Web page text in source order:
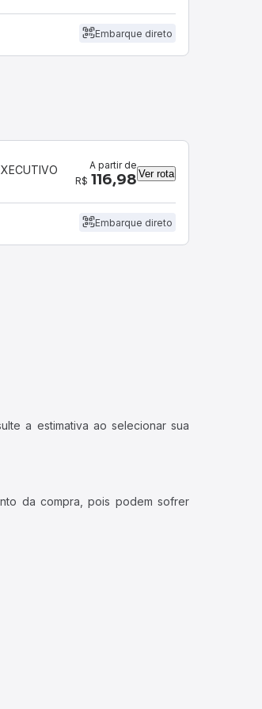
Embarque direto
A partir de
R$ 116,98 Ver rota
Embarque direto
a estimativa ao selecionar sua
da compra, pois podem sofrer